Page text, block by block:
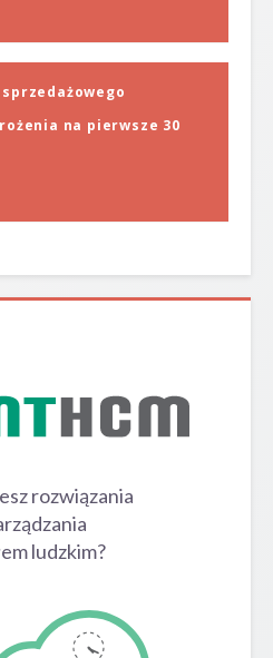
na pierwsze 30
rozwiązania
ludzkim?